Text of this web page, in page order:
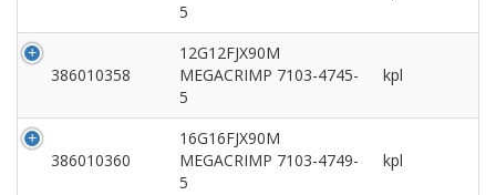
5
386010358
12G12FJX90M
MEGACRIMP 7103-4745-
5
kpl
386010360
16G16FJX90M
MEGACRIMP 7103-4749-
5
kpl